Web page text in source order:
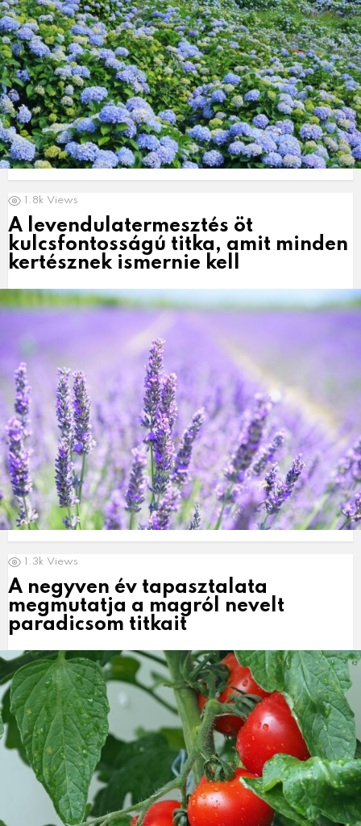
1.8k Views
A levendulatermesztés öt
kulcsfontosságú titka, amit minden
kertésznek ismernie kell
1.3k Views
A negyven év tapasztalata
megmutatja a magról nevelt
paradicsom titkait